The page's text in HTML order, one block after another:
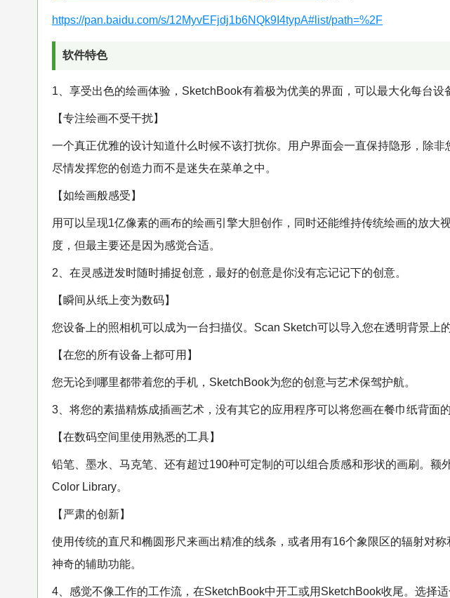
https://pan.baidu.com/s/12MyvEFjdj1b6NQk9I4typA#list/path=%2F
软件特色
1、享受出色的绘画体验，SketchBook有着极为优美的界面，可以最大化每台设
【专注绘画不受干扰】
一个真正优雅的设计知道什么时候不该打扰你。用户界面会一直保持隐形，除非
尽情发挥您的创造力而不是迷失在菜单之中。
【如绘画般感受】
用可以呈现1亿像素的画布的绘画引擎大胆创作，同时还能维持传统绘画的放大
度，但最主要还是因为感觉合适。
2、在灵感迸发时随时捕捉创意，最好的创意是你没有忘记记下的创意。
【瞬间从纸上变为数码】
您设备上的照相机可以成为一台扫描仪。Scan Sketch可以导入您在透明背景上
【在您的所有设备上都可用】
您无论到哪里都带着您的手机，SketchBook为您的创意与艺术保驾护航。
3、将您的素描精炼成插画艺术，没有其它的应用程序可以将您画在餐巾纸背面
【在数码空间里使用熟悉的工具】
铅笔、墨水、马克笔、还有超过190种可定制的可以组合质感和形状的画刷。额
Color Library。
【严肃的创新】
使用传统的直尺和椭圆形尺来画出精准的线条，或者用有16个象限区的辐射对
神奇的辅助功能。
4、感觉不像工作的工作流，在SketchBook中开工或用SketchBook收尾。选择适